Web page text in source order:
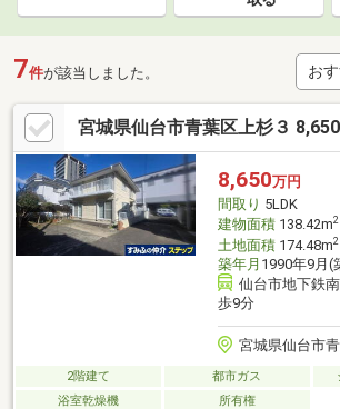
7件が該当しました。
宮城県仙台市青葉区上杉３
8,650万円
間取り 5LDK
建物面積138.42m2
土地面積174.48m2
築年月 1990年9月(
仙台市地下鉄
歩9分
宮城県仙台市
2階建て 都市ガス
浴室乾燥機
所有権